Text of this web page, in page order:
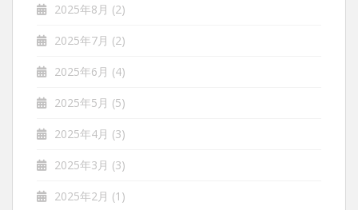
2025年8月 (2)
2025年7月 (2)
2025年6月 (4)
2025年5月 (5)
2025年4月 (3)
2025年3月 (3)
2025年2月 (1)